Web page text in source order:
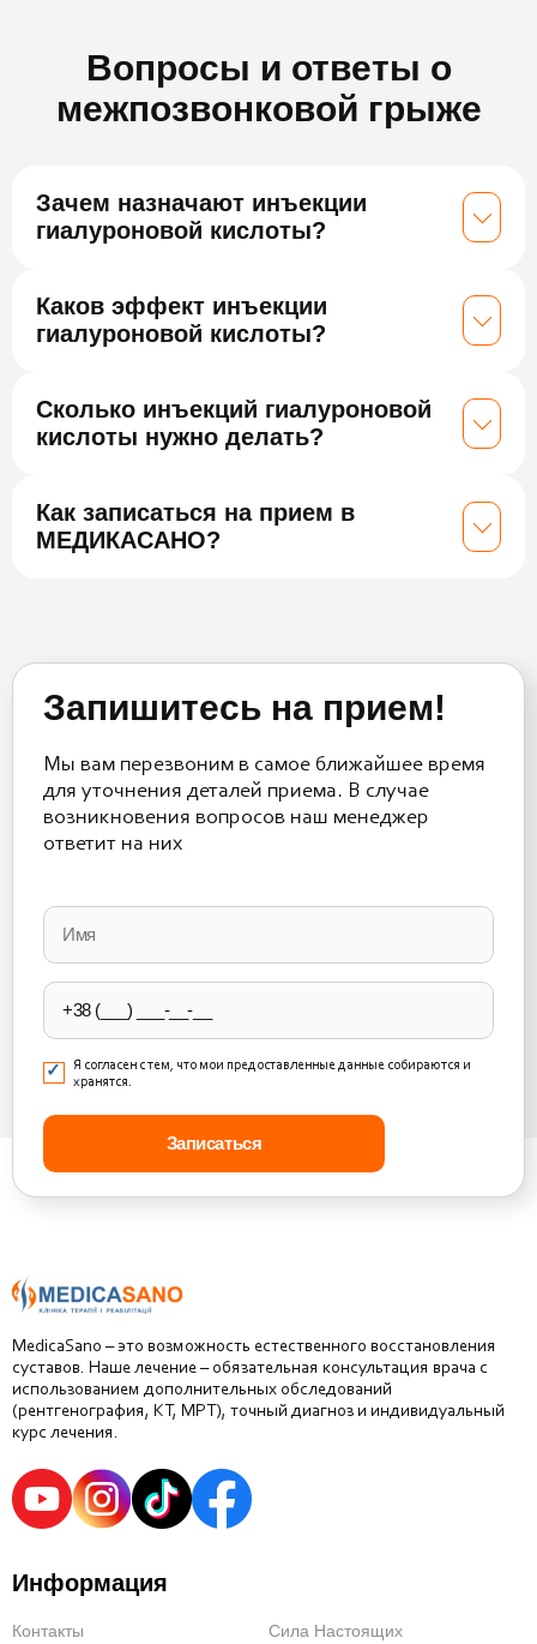
Вопросы и ответы о
межпозвонковой грыже
Зачем назначают инъекции
гиалуроновой кислоты?
Каков эффект инъекции
гиалуроновой кислоты?
Сколько инъекций гиалуроновой
кислоты нужно делать?
Как записаться на прием в
МЕДИКАСАНО?
Запишитесь на прием!
Мы вам перезвоним в самое ближайшее время
для уточнения деталей приема. В случае
возникновения вопросов наш менеджер
ответит на них
leave
this
field
empty.
Я согласен с тем, что мои предоставленные данные собираются и
хранятся.
MedicaSano – это возможность естественного восстановления
суставов. Наше лечение – обязательная консультация врача с
использованием дополнительных обследований
(рентгенография, КТ, МРТ), точный диагноз и индивидуальный
курс лечения.
Информация
Контакты
Сила Настоящих